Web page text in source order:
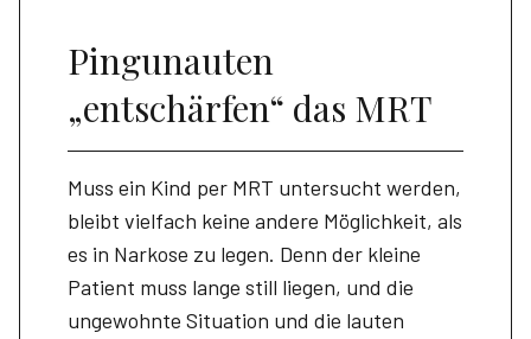
Pingunauten
„entschärfen“ das MRT
Muss ein Kind per MRT untersucht werden,
bleibt vielfach keine andere Möglichkeit, als
es in Narkose zu legen. Denn der kleine
Patient muss lange still liegen, und die
ungewohnte Situation und die lauten